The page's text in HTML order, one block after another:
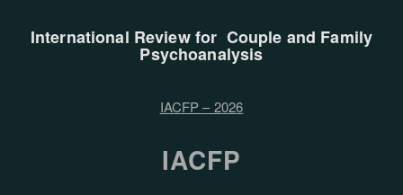
International Review for Couple and Family
Psychoanalysis
IACFP – 2026
IACFP